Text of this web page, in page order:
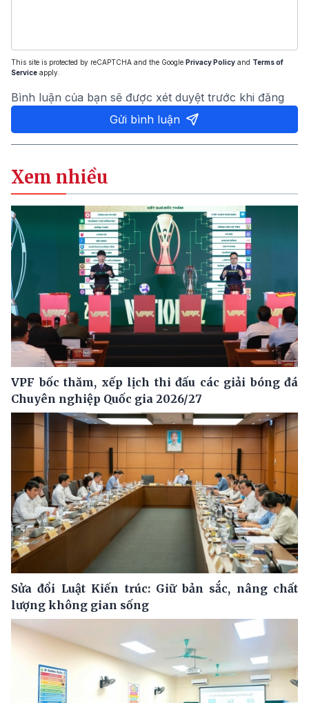
This site is protected by reCAPTCHA and the Google Privacy Policy and Terms of
Service apply.
Bình luận của bạn sẽ được xét duyệt trước khi đăng
Gửi bình luận
Xem nhiều
VPF bốc thăm, xếp lịch thi đấu các giải bóng đá
Chuyên nghiệp Quốc gia 2026/27
Sửa đổi Luật Kiến trúc: Giữ bản sắc, nâng chất
lượng không gian sống